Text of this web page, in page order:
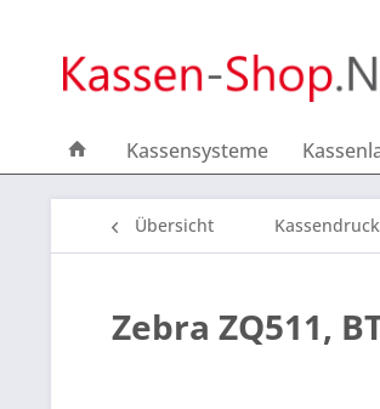
Kassensysteme
Übersicht
Zebra ZQ511,